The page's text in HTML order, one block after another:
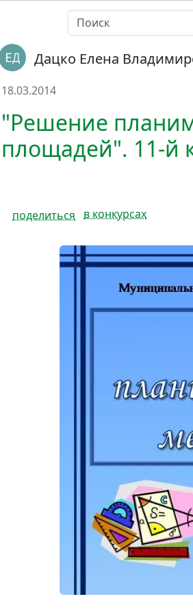
Дацко Елена
18.03.2014
"Решение
площадей". 11-й
поделиться
в конкурсах